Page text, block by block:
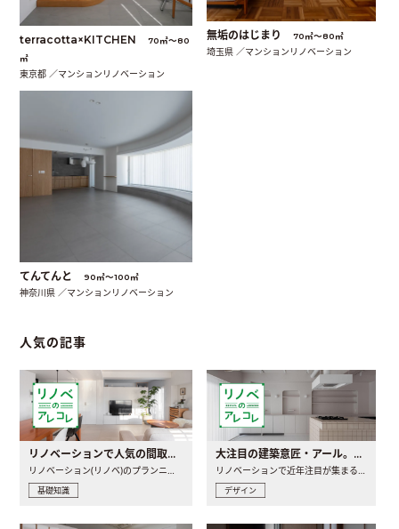
terracotta×KITCHEN
70㎡〜80
㎡
東京都 ／マンションリノベーション
無垢のはじまり 70㎡〜80㎡
埼玉県 ／マンションリノベーション
てんてんと 90㎡〜100㎡
神奈川県 ／マンションリノベーション
人気の記事
リノベーションで人気の間取りとは？トレンドの間取りと実例を徹底解説
リノベーション(リノベ)のプランニングで一番最初に決めるのは..
基礎知識
大注目の建築意匠・アール。人気の理由と空間に取り入れるポイント
リノベーションで近年注目が集まる建築意匠の一つであるアール..
デザイン